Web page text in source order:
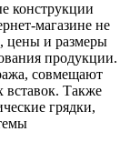
конструкции
магазине не
цены и размеры
продукции.
совмещают
Также
грядки,